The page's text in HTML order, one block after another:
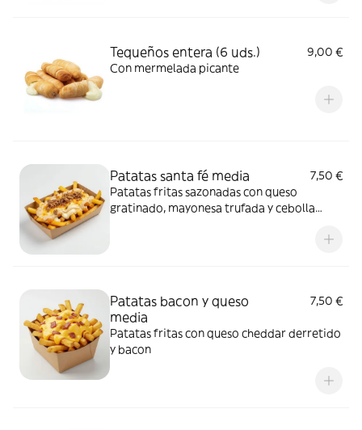
Tequeños entera (6 uds.)
9,00 €
Con mermelada picante
Patatas santa fé media
7,50 €
Patatas fritas sazonadas con queso
gratinado, mayonesa trufada y cebolla
Patatas bacon y queso
media
7,50 €
Patatas fritas con queso cheddar derretido
y bacon